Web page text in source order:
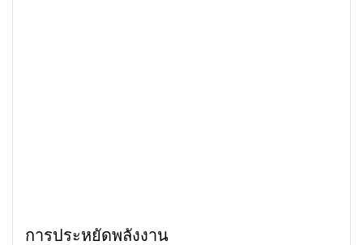
การประหยัดพลังงาน